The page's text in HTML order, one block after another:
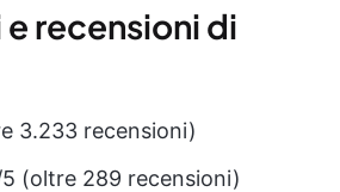
recensioni di
3.233 recensioni)
(oltre 289 recensioni)